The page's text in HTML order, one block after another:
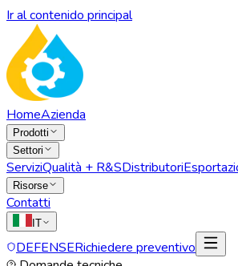
Ir al contenido principal
HomeAzienda
Prodotti
Settori
ServiziQualità + R&SDistributori
Risorse
Contatti
IT
DEFENSERichiedere preventivo